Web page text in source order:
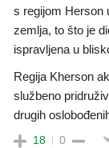
s regijom Herson
zemlja, to što je
ispravljena u
Regija Kherson
službeno
drugih
18 0